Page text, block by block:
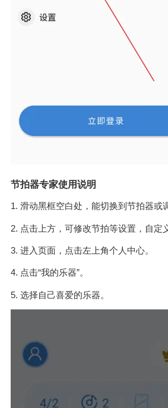
节拍器专家使用说明
1. 滑动黑框空白处，能切换到节拍器或
2. 点击上方，可修改节拍等设置，自定
3. 进入页面，点击左上角个人中心。
4. 点击“我的乐器”。
5. 选择自己喜爱的乐器。